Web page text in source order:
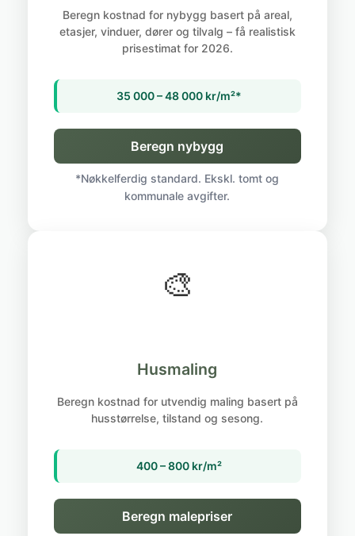
Beregn kostnad for nybygg basert på areal,
etasjer, vinduer, dører og tilvalg – få realistisk
prisestimat for 2026.
35 000 – 48 000 kr/m²*
Beregn nybygg
*Nøkkelferdig standard. Ekskl. tomt og
kommunale avgifter.
🎨
Husmaling
Beregn kostnad for utvendig maling basert på
husstørrelse, tilstand og sesong.
400 – 800 kr/m²
Beregn malepriser